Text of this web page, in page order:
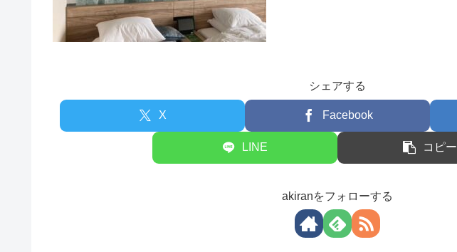
シェアする
X Facebook
LINE コピー
akiranをフォローする